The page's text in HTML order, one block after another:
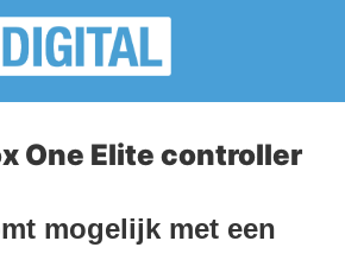
One Elite controller
mogelijk met een